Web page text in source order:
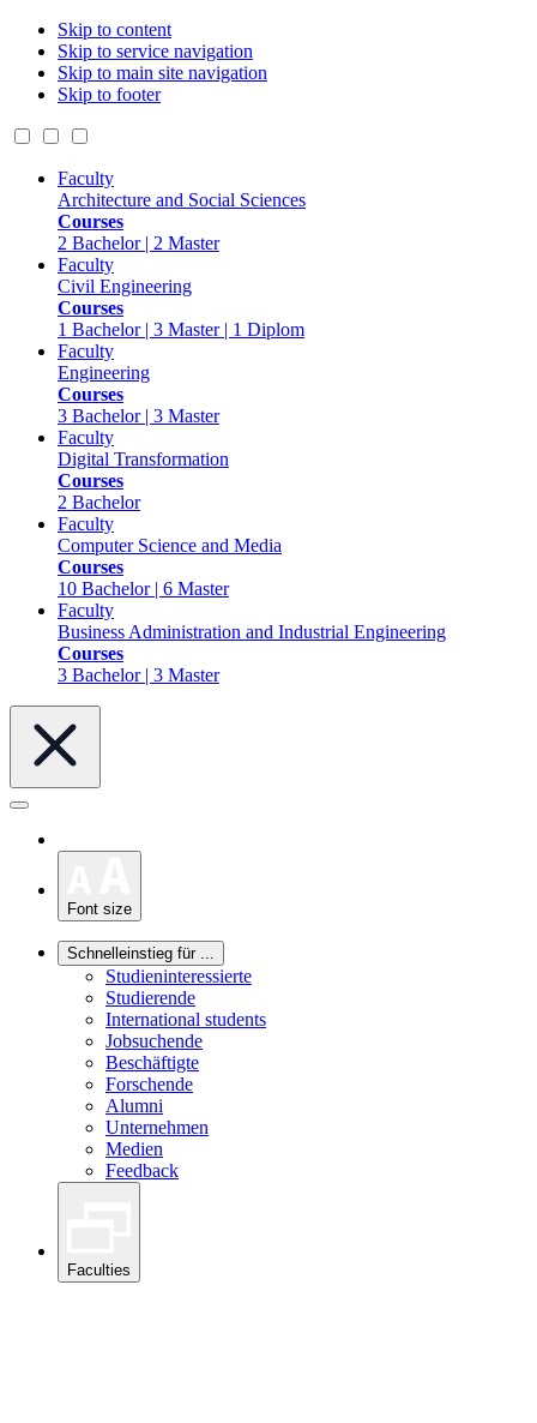
Skip to content
Skip to service navigation
Skip to main site navigation
Skip to footer
Faculty
Architecture and Social Sciences
Courses
2 Bachelor | 2 Master
Faculty
Civil Engineering
Courses
1 Bachelor | 3 Master | 1 Diplom
Faculty
Engineering
Courses
3 Bachelor | 3 Master
Faculty
Digital Transformation
Courses
2 Bachelor
Faculty
Computer Science and Media
Courses
10 Bachelor | 6 Master
Faculty
Business Administration and Industrial Engineering
Courses
3 Bachelor | 3 Master
Font size
Schnelleinstieg für ...
Studieninteressierte
Studierende
International students
Jobsuchende
Beschäftigte
Forschende
Alumni
Unternehmen
Medien
Feedback
Faculties